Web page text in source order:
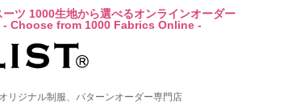
ツ 1000生地から選べるオンラインオーダー
Choose from 1000 Fabrics Online -
リジナル制服、パターンオーダー専門店